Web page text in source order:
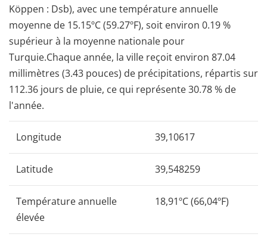
Köppen : Dsb), avec une température annuelle
moyenne de 15.15ºC (59.27ºF), soit environ 0.19 %
supérieur à la moyenne nationale pour
Turquie.Chaque année, la ville reçoit environ 87.04
millimètres (3.43 pouces) de précipitations, répartis sur
112.36 jours de pluie, ce qui représente 30.78 % de
l'année.
Longitude 39,10617
Latitude 39,548259
Température annuelle
élevée
18,91ºC (66,04ºF)